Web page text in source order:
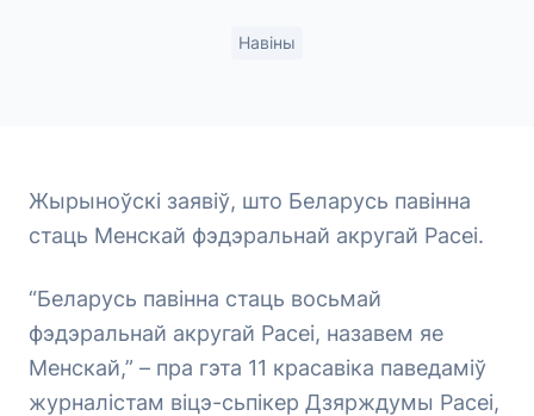
Навіны
Жырыноўскі заявіў, што Беларусь павінна
стаць Менскай фэдэральнай акругай Расеі.
“Беларусь павінна стаць восьмай
фэдэральнай акругай Расеі, назавем яе
Менскай,” – пра гэта 11 красавіка паведаміў
журналістам віцэ-сьпікер Дзярждумы Расеі,